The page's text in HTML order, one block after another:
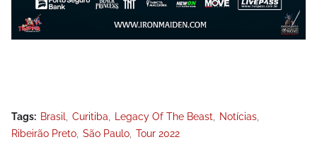
Tags: Brasil Curitiba Legacy Of The Beast
Notícias
Ribeirão Preto São Paulo Tour 2022